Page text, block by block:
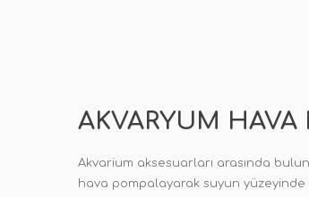
AKVARYUM
Akvarium aksesuarları arasında
hava pompalayarak suyun yüzeyinde